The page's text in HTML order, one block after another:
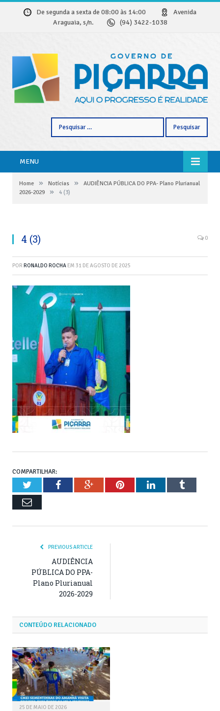
De segunda a sexta de 08:00 às 14:00
Avenida
Araguaia, s/n.
(94) 3422-1038
MENU
Home » Notícias »
AUDIÊNCIA PÚBLICA DO PPA- Plano Plurianual
2026-2029
» 4 (3)
4 (3) 0
POR RONALDO ROCHA EM 31 DE AGOSTO DE 2025
COMPARTILHAR:
TwitterFacebookGoogle+PinterestLinkedInTumblr
Email
PREVIOUS ARTICLE
AUDIÊNCIA
PÚBLICA DO PPA-
Plano Plurianual
2026-2029
CONTEÚDO RELACIONADO
25 DE MAIO DE 2026